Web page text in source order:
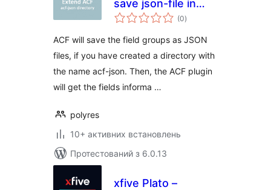
save json-file in
plugin directory
(0загальний
рейтинг
)
ACF will save the field groups as JSON
files, if you have created a directory with
the name acf-json. Then, the ACF plugin
will get the fields informa …
polyres
10+ активних встановлень
Протестований з 6.0.13
xfive Plato –